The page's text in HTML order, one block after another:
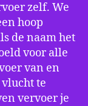
zelf. We
hoop
de naam het
voor alle
van en
te
vervoer je